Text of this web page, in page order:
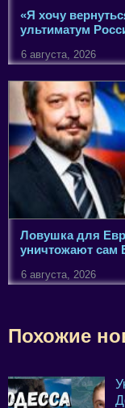
«Я хочу
ультиматум
6 августа, 2026
Ловушка для
уничтожают сам
6 августа, 2026
Похожие